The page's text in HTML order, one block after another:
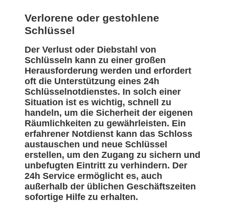
Verlorene oder gestohlene
Schlüssel
Der Verlust oder Diebstahl von
Schlüsseln kann zu einer großen
Herausforderung werden und erfordert
oft die Unterstützung eines 24h
Schlüsselnotdienstes. In solch einer
Situation ist es wichtig, schnell zu
handeln, um die Sicherheit der eigenen
Räumlichkeiten zu gewährleisten. Ein
erfahrener Notdienst kann das Schloss
austauschen und neue Schlüssel
erstellen, um den Zugang zu sichern und
unbefugten Eintritt zu verhindern. Der
24h Service ermöglicht es, auch
außerhalb der üblichen Geschäftszeiten
sofortige Hilfe zu erhalten.